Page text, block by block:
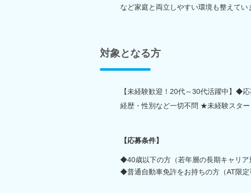
など家庭と両立しやすい環境も整えてい
対象となる方
【未経験歓迎！20代～30代活躍中】◆
経歴・性別など一切不問 ★未経験スター
【応募条件】
◆40歳以下の方（若年層の長期キャリア
◆普通自動車免許をお持ちの方（AT限定